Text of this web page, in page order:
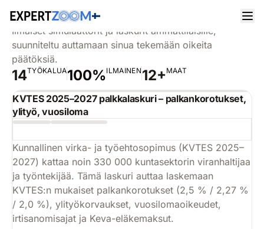
Ilmaiset työkalut ammattilaisille
Ilmaiset simulaattorit ja laskurit ammattilaisille,
suunniteltu auttamaan sinua tekemään oikeita
päätöksiä.
14TYÖKALUA100%ILMAINEN 12+MAAT
KVTES 2025–2027 palkkalaskuri – palkankorotukset,
ylityö, vuosiloma
Kunnallinen virka- ja työehtosopimus (KVTES 2025–
2027) kattaa noin 330 000 kuntasektorin viranhaltijaa
ja työntekijää. Tämä laskuri auttaa laskemaan
KVTES:n mukaiset palkankorotukset (2,5 % / 2,27 %
/ 2,0 %), ylityökorvaukset, vuosilomaoikeudet,
irtisanomisajat ja Keva-eläkemaksut.